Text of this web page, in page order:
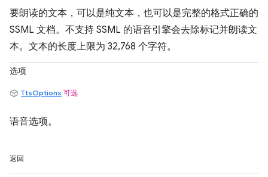
要朗读的文本，可以是纯文本，也可以是完整的格式正确的
SSML 文档。不支持 SSML 的语音引擎会去除标记并朗读文
本。文本的长度上限为 32,768 个字符。
选项
TtsOptions 可选
语音选项。
返回